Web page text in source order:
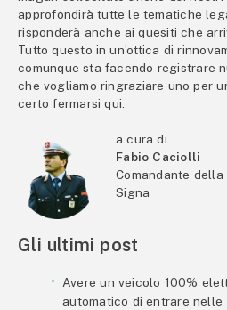
approfondirà tutte le tematiche
risponderà anche ai quesiti che
Tutto questo in un’ottica di
comunque sta facendo registrare
che vogliamo ringraziare uno per
certo fermarsi qui.
a cura di
Fabio Caciolli
Comandante
Signa
Gli ultimi post
Avere un veicolo 100%
automatico di entrare